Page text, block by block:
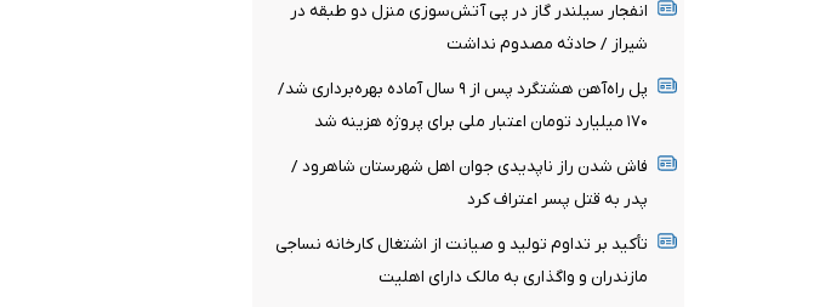
انفجار سیلندر گاز در پی آتش‌سوزی منزل دو طبقه در
شیراز / حادثه مصدوم نداشت
پل راه‌آهن هشتگرد پس از ۹ سال آماده بهره‌برداری شد/
۱۷۰ میلیارد تومان اعتبار ملی برای پروژه هزینه شد
فاش شدن راز ناپدیدی جوان اهل شهرستان شاهرود /
پدر به قتل پسر اعتراف کرد
تأکید بر تداوم تولید و صیانت از اشتغال کارخانه نساجی
مازندران و واگذاری به مالک دارای اهلیت